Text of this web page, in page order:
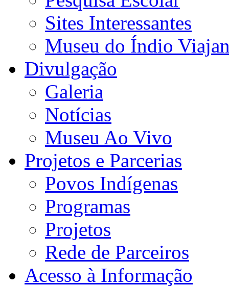
Sites Interessantes
Museu do Índio
Divulgação
Galeria
Notícias
Museu Ao Vivo
Projetos e Parcerias
Povos Indígenas
Programas
Projetos
Rede de Parceiros
Acesso à Informação